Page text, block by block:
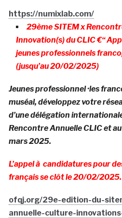
https://numixlab.com/
29ème SITEM x
Innovation(s) du CLIC €“
jeunes professionnels
(jusqu’au 20/02/2025)
Jeunes professionnel ·les
muséal, développez votre
d’une délégation
Rencontre Annuelle CLIC et
mars 2025.
L’appel à candidatures pour
français se clôt le 20/02/2025.
ofqj.org/29e-edition-du-
annuelle-culture-